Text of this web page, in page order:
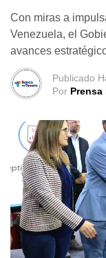
Con miras a
Venezuela, el
avances
Publicado
Por Prensa